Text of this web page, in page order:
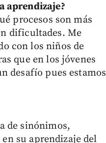
aprendizaje?
procesos son más
dificultades. Me
con los niños de
que en los jóvenes
desafío pues estamos
de sinónimos,
su aprendizaje del